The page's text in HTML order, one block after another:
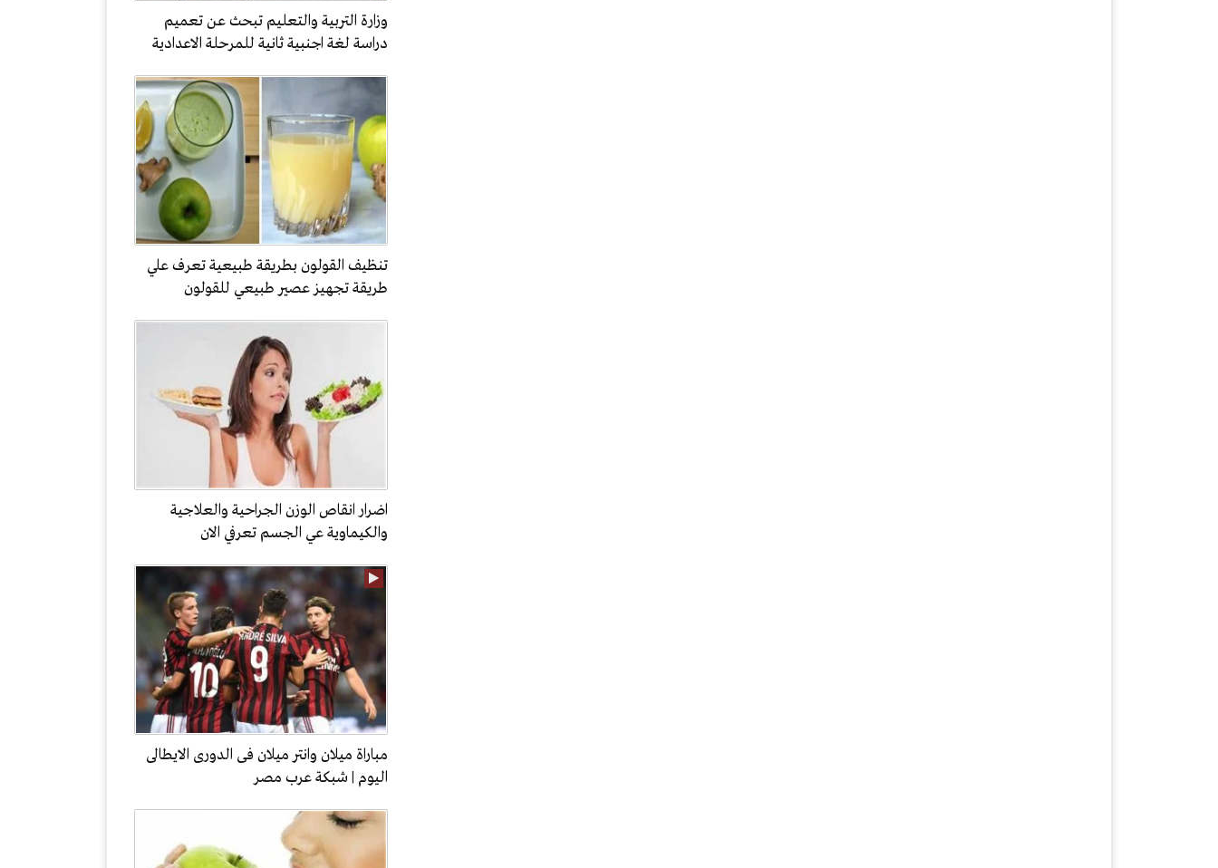
وزارة التربية والتعليم تبحث عن تعميم
دراسة لغة اجنبية ثانية للمرحلة الاعدادية
تنظيف القولون بطريقة طبيعية تعرف علي
طريقة تجهيز عصير طبيعي للقولون
اضرار انقاص الوزن الجراحية والعلاجية
والكيماوية عي الجسم تعرفي الان
مباراة ميلان وانتر ميلان فى الدورى الايطالى
اليوم | شبكة عرب مصر